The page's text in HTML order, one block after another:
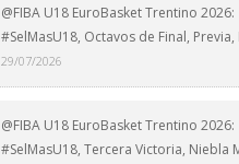
@FIBA U18 EuroBasket Trentino 2026:
#SelMasU18, Octavos de Final, Previa,
29/07/2026
@FIBA U18 EuroBasket Trentino 2026:
#SelMasU18, Tercera Victoria, Niebla